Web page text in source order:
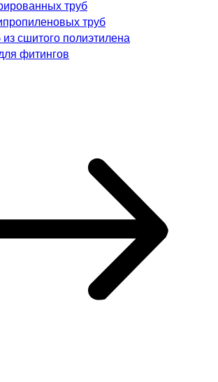
труб
труб
сшитого полиэтилена
фитингов